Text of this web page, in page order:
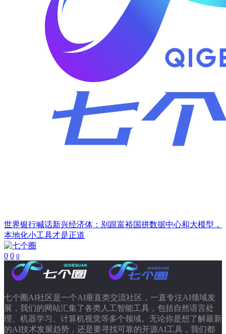
世界银行喊话新兴经济体：别跟富裕国拼数据中心和大模型，
本地化小工具才是正道
0 0 0
七个圈AI社区是一个AI垂直类交流社区，一直专注AI领域发
展，我们的网站汇集了各类人工智能工具，包括自然语言处
理、机器学习、计算机视觉等多个领域。无论你是想了解最新
的AI技术发展趋势，还是要寻找可靠的开源AI工具，我们都